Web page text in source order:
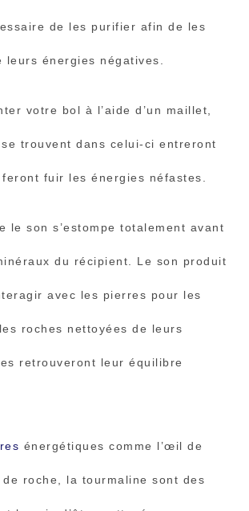
de les purifier afin de les
leurs énergies négatives.
votre bol à l’aide d’un maillet,
trouvent dans celui-ci entreront
fuir les énergies néfastes.
le son s’estompe totalement avant
du récipient. Le son produit
avec les pierres pour les
roches nettoyées de leurs
retrouveront leur équilibre
énergétiques comme l’œil de
roche, la tourmaline sont des